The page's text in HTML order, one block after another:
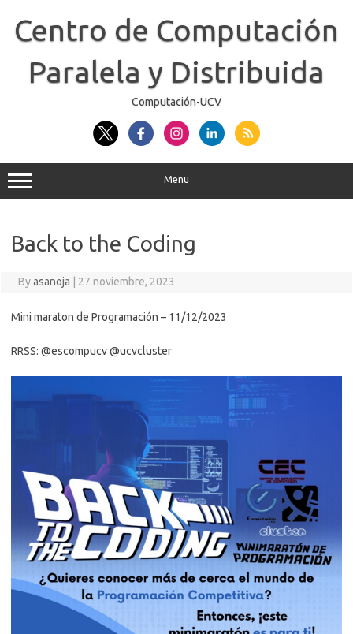
content
Centro de Computación
Paralela y Distribuida
Computación-UCV
Menu
Back to the Coding
Byasanoja 27 noviembre, 2023
Mini maraton de Programación – 11/12/2023
RRSS: @escompucv @ucvcluster